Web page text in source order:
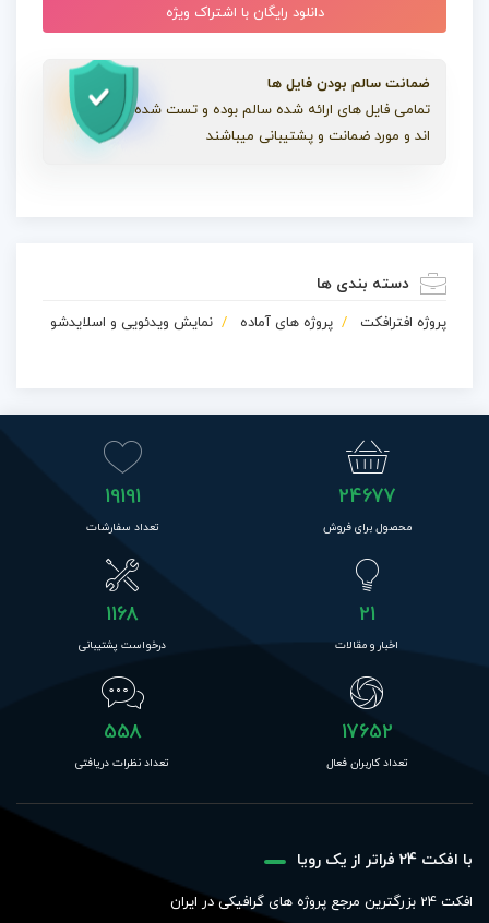
دانلود رایگان با اشتراک ویژه
ضمانت سالم بودن فایل ها
تمامی فایل های ارائه شده سالم بوده و تست شده
اند و مورد ضمانت و پشتیبانی میباشند
دسته بندی ها
پروژه افترافکت پروژه های آماده نمایش ویدئویی و اسلایدشو
24677
محصول برای فروش
19191
تعداد سفارشات
21
اخبار و مقالات
1168
درخواست پشتیبانی
17652
تعداد کاربران فعال
558
تعداد نظرات دریافتی
با افکت 24 فراتر از یک رویا
افکت 24 بزرگترین مرجع پروژه های گرافیکی در ایران